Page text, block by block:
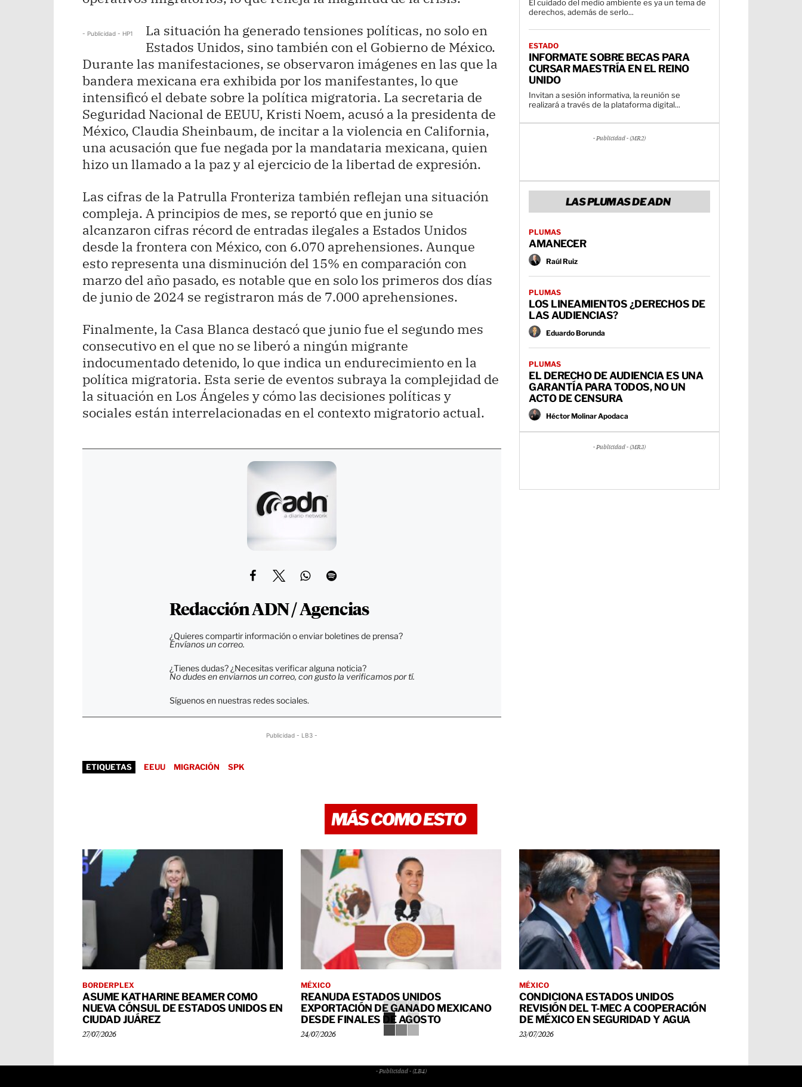
- Publicidad - HP1
La situación ha generado tensiones políticas, no solo en
Estados Unidos, sino también con el Gobierno de México.
Durante las manifestaciones, se observaron imágenes en las que la
bandera mexicana era exhibida por los manifestantes, lo que
intensificó el debate sobre la política migratoria. La secretaria de
Seguridad Nacional de EEUU, Kristi Noem, acusó a la presidenta de
México, Claudia Sheinbaum, de incitar a la violencia en California,
una acusación que fue negada por la mandataria mexicana, quien
hizo un llamado a la paz y al ejercicio de la libertad de expresión.
Las cifras de la Patrulla Fronteriza también reflejan una situación
compleja. A principios de mes, se reportó que en junio se
alcanzaron cifras récord de entradas ilegales a Estados Unidos
desde la frontera con México, con 6.070 aprehensiones. Aunque
esto representa una disminución del 15% en comparación con
marzo del año pasado, es notable que en solo los primeros dos días
de junio de 2024 se registraron más de 7.000 aprehensiones.
Finalmente, la Casa Blanca destacó que junio fue el segundo mes
consecutivo en el que no se liberó a ningún migrante
indocumentado detenido, lo que indica un endurecimiento en la
política migratoria. Esta serie de eventos subraya la complejidad de
la situación en Los Ángeles y cómo las decisiones políticas y
sociales están interrelacionadas en el contexto migratorio actual.
Redacción ADN / Agencias
¿Quieres compartir información o enviar boletines de prensa?
Envíanos un correo.
¿Tienes dudas? ¿Necesitas verificar alguna noticia?
No dudes en enviarnos un correo, con gusto la verificamos por tí.
Síguenos en nuestras redes sociales.
Publicidad - LB3 -
ETIQUETAS EEUU MIGRACIÓN SPK
El cuidado del medio ambiente es ya un tema de
derechos, además de serlo...
ESTADO
INFORMATE SOBRE BECAS PARA
CURSAR MAESTRÍA EN EL REINO
UNIDO
Invitan a sesión informativa, la reunión se
realizará a través de la plataforma digital...
- Publicidad - (MR2)
LAS PLUMAS DE ADN
PLUMAS
AMANECER
Raúl Ruiz
PLUMAS
LOS LINEAMIENTOS ¿DERECHOS DE
LAS AUDIENCIAS?
Eduardo Borunda
PLUMAS
EL DERECHO DE AUDIENCIA ES UNA
GARANTÍA PARA TODOS, NO UN
ACTO DE CENSURA
Héctor Molinar Apodaca
- Publicidad - (MR3)
MÁS COMO ESTO
BORDERPLEX
ASUME KATHARINE BEAMER COMO
NUEVA CÓNSUL DE ESTADOS UNIDOS EN
CIUDAD JUÁREZ
27/07/2026
MÉXICO
REANUDA ESTADOS UNIDOS
EXPORTACIÓN DE GANADO MEXICANO
DESDE FINALES DE AGOSTO
24/07/2026
MÉXICO
CONDICIONA ESTADOS UNIDOS
REVISIÓN DEL T-MEC A COOPERACIÓN
DE MÉXICO EN SEGURIDAD Y AGUA
23/07/2026
- Publicidad - (LB4)